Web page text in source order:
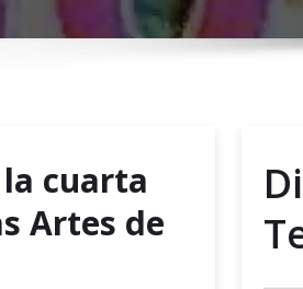
cuarta
Artes de